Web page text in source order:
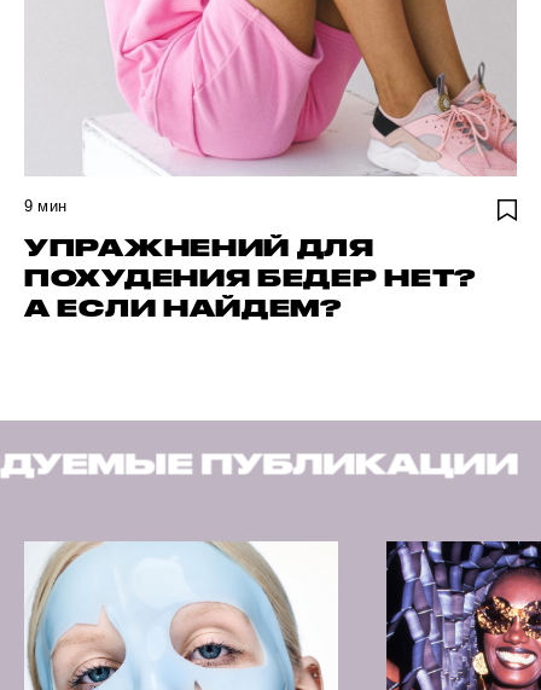
9 мин
УПРАЖНЕНИЙ ДЛЯ
ПОХУДЕНИЯ БЕДЕР НЕТ?
А ЕСЛИ НАЙДЕМ?